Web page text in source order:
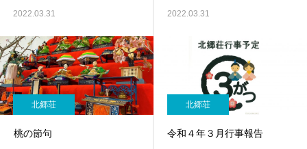
2022.03.31 2022.03.31
北郷荘
桃の節句
北郷荘
令和４年３月行事報告